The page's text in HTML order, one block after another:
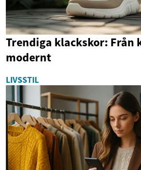
Trendiga klackskor: Från
modernt
LIVSSTIL